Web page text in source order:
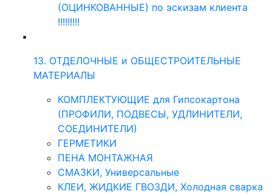
(ОЦИНКОВАННЫЕ) по эскизам клиента
!!!!!!!!!
13. ОТДЕЛОЧНЫЕ и ОБЩЕСТРОИТЕЛЬНЫЕ
МАТЕРИАЛЫ
КОМПЛЕКТУЮЩИЕ для Гипсокартона
(ПРОФИЛИ, ПОДВЕСЫ, УДЛИНИТЕЛИ,
СОЕДИНИТЕЛИ)
ГЕРМЕТИКИ
ПЕНА МОНТАЖНАЯ
СМАЗКИ, Универсальные
КЛЕИ, ЖИДКИЕ ГВОЗДИ, Холодная сварка